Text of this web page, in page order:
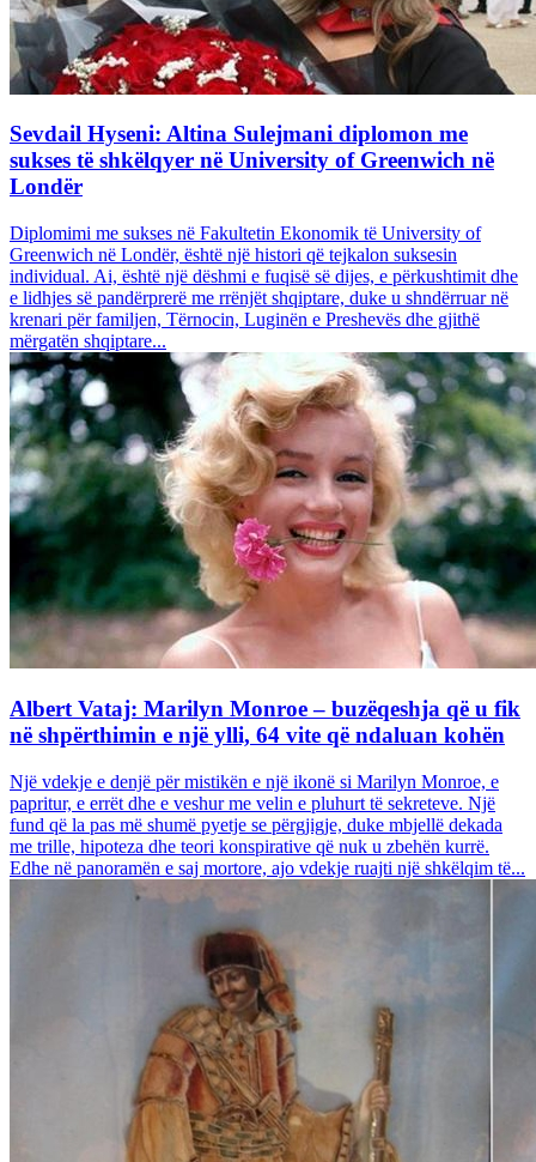
Sevdail Hyseni: Altina Sulejmani diplomon me
sukses të shkëlqyer në University of Greenwich në
Londër
Diplomimi me sukses në Fakultetin Ekonomik të University of
Greenwich në Londër, është një histori që tejkalon suksesin
individual. Ai, është një dëshmi e fuqisë së dijes, e përkushtimit dhe
e lidhjes së pandërprerë me rrënjët shqiptare, duke u shndërruar në
krenari për familjen, Tërnocin, Luginën e Preshevës dhe gjithë
mërgatën shqiptare...
Albert Vataj: Marilyn Monroe – buzëqeshja që u fik
në shpërthimin e një ylli, 64 vite që ndaluan kohën
Një vdekje e denjë për mistikën e një ikonë si Marilyn Monroe, e
papritur, e errët dhe e veshur me velin e pluhurt të sekreteve. Një
fund që la pas më shumë pyetje se përgjigje, duke mbjellë dekada
me trille, hipoteza dhe teori konspirative që nuk u zbehën kurrë.
Edhe në panoramën e saj mortore, ajo vdekje ruajti një shkëlqim të...